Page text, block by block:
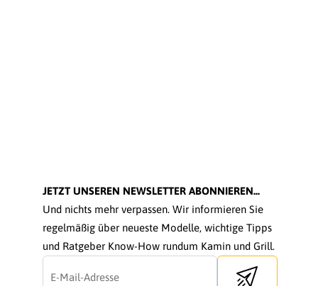
JETZT UNSEREN NEWSLETTER ABONNIEREN...
Und nichts mehr verpassen. Wir informieren Sie
regelmäßig über neueste Modelle, wichtige Tipps
und Ratgeber Know-How rundum Kamin und Grill.
Send newsletter